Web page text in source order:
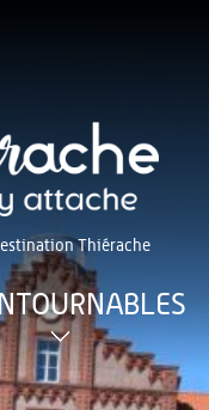
Thiérache